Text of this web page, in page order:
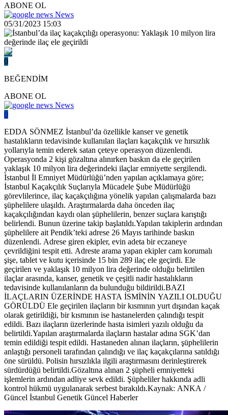
ABONE OL
News
05/31/2023 15:03
0
BEĞENDİM
ABONE OL
News
0
EDDA SÖNMEZ İstanbul’da özellikle kanser ve genetik
hastalıkların tedavisinde kullanılan ilaçları kaçakçılık ve hırsızlık
yollarıyla temin ederek satan çeteye operasyon düzenlendi.
Operasyonda 2 kişi gözaltına alınırken baskın da ele geçirilen
yaklaşık 10 milyon lira değerindeki ilaçlar emniyette sergilendi.
İstanbul İl Emniyet Müdürlüğü’nden yapılan açıklamaya göre;
İstanbul Kaçakçılık Suçlarıyla Mücadele Şube Müdürlüğü
görevlilerince, ilaç kaçakçılığına yönelik yapılan çalışmalarda bazı
şüphelilere ulaşıldı. Araştırmalarda daha önceden ilaç
kaçakçılığından kaydı olan şüphelilerin, benzer suçlara karıştığı
belirlendi. Bunun üzerine takip başlatıldı.Yapılan takiplerin ardından
şüphelilere ait Pendik’teki adrese 26 Mayıs tarihinde baskın
düzenlendi. Adrese giren ekipler, evin adeta bir eczaneye
çevrildiğini tespit etti. Adreste arama yapan ekipler cam korumalı
şişe, tablet ve kutu içerisinde 15 bin 289 ilaç ele geçirdi. Ele
geçirilen ve yaklaşık 10 milyon lira değerinde olduğu belirtilen
ilaçlar arasında, kanser, genetik ve çeşitli nadir hastalıkların
tedavisinde kullanılanların da bulunduğu bildirildi.BAZI
İLAÇLARIN ÜZERİNDE HASTA İSMİNİN YAZILI OLDUĞU
GÖRÜLDÜ Ele geçirilen ilaçların bir kısmının yurt dışından kaçak
olarak getirildiği, bir kısmının ise hastanelerden çalındığı tespit
edildi. Bazı ilaçların üzerlerinde hasta isimleri yazılı olduğu da
belirtildi.Yapılan araştırmalarda ilaçların hastalar adına SGK’dan
temin edildiği tespit edildi. Hastaneden alınan ilaçların, şüphelilerin
anlaştığı personeli tarafından çalındığı ve ilaç kaçakçılarına satıldığı
öne sürüldü. Polisin hırsızlıkla ilgili araştırmasını derinleştirerek
sürdürdüğü belirtildi.Gözaltına alınan 2 şüpheli emniyetteki
işlemlerin ardından adliye sevk edildi. Şüpheliler hakkında adli
kontrol hükmü uygulanarak serbest bırakıldı.Kaynak: ANKA /
Güncel İstanbul Genetik Güncel Haberler